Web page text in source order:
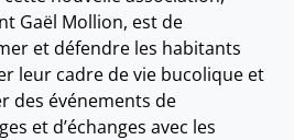
Gaël Mollion, est de
et défendre les habitants
leur cadre de vie bucolique et
des événements de
et d’échanges avec les